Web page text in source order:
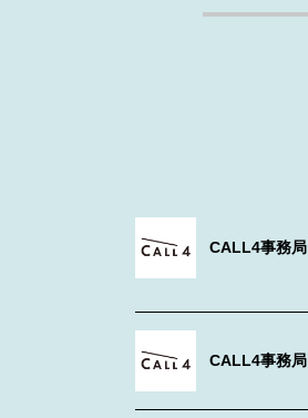
CALL4事務局
CALL4事務局